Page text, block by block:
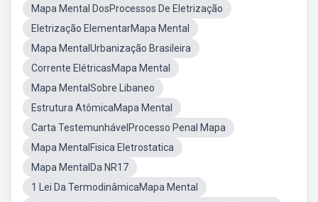
Mapa Mental DosProcessos De Eletrização
Eletrização ElementarMapa Mental
Mapa MentalUrbanização Brasileira
Corrente ElétricasMapa Mental
Mapa MentalSobre Libaneo
Estrutura AtômicaMapa Mental
Carta TestemunhávelProcesso Penal Mapa
Mapa MentalFisica Eletrostatica
Mapa MentalDa NR17
1 Lei Da TermodinâmicaMapa Mental